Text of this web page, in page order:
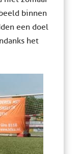
binnen
een doel
het